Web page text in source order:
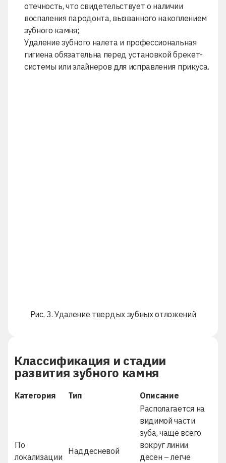
отечность, что свидетельствует о наличии
воспаления пародонта, вызванного накоплением
зубного камня;
Удаление зубного налета и профессиональная
гигиена обязательна перед установкойбрекет-
системы илиэлайнеров для исправления прикуса.
Рис. 3. Удаление твердых зубных отложений
Классификация и стадии
развития зубного камня
Категория Тип Описание
По
локализации
Наддесневой
Располагается на
видимой части
зуба, чаще всего
вокруг линии
десен – легче